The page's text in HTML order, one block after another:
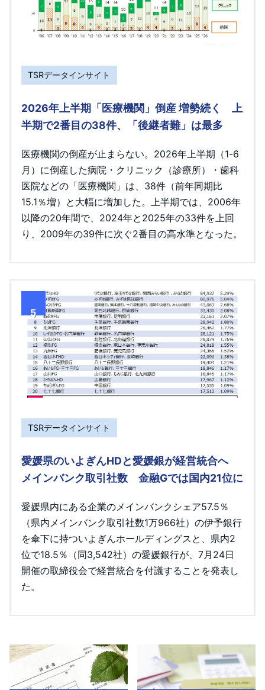
TSRデータインサイト
2026年上半期「医療機関」倒産 増勢続く 上
半期で2番目の38件、「後継者難」は最多
医療機関の倒産が止まらない。2026年上半期（1-6
月）に倒産した病院・クリニック（診療所）・歯科
医院などの「医療機関」は、38件（前年同期比
15.1％増）と大幅に増加した。上半期では、2006年
以降の20年間で、2024年と2025年の33件を上回
り、2009年の39件に次ぐ2番目の高水準となった。
5
TSRデータインサイト
愛媛県のいよぎんHDと愛媛銀が経営統合へ
メインバンク取引社数 金融Gでは国内21位に
愛媛県内にある企業のメインバンクシェア57.5％
（県内メインバンク取引社数1万966社）の伊予銀行
を傘下に持ついよぎんホールディングスと、県内2
位で18.5％（同3,542社）の愛媛銀行が、7月24日
開催の取締役会で経営統合を付議することを発表し
た。